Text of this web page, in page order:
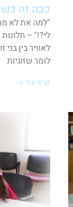
ככה זה
"למה את לא
לי?!" – תלונות
לאוויר בין
לומר שזוגיות
קרא עוד »